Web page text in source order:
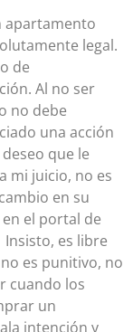
apartamento
legal.
de
Al no ser
no debe
una acción
que le
mi juicio, no es
en su
el portal de
es libre
es punitivo, no
cuando los
un
intención y